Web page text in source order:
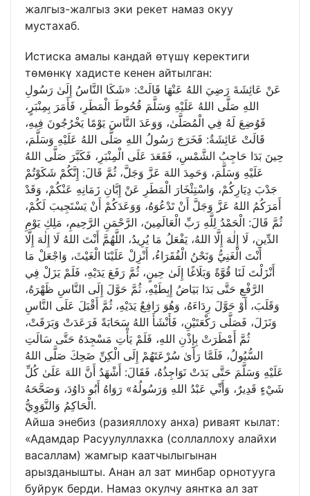
жалгыз-жалгыз эки рекет намаз окуу
мустахаб.
Истиска амалы кандай өтүшү керектиги
төмөнкү хадисте кенен айтылган:
عَنْ عَائِشَةَ رَضِيَ اللهُ عَنْهَا قَالَتْ: «شَكَا النَّاسُ إِلَىٰ رَسُولِ
اللهِ صَلَّى اللهُ عَلَيْهِ وَسَلَّمَ قُحُوطَ الْمَطَرِ، فَأَمَرَ بِمِنْبَرٍ،
فَوُضِعَ لَهُ فِي الْمُصَلَّىٰ، وَوَعَدَ النَّاسَ يَوْمًا يَخْرُجُونَ فِيهِ،
قَالَتْ عَائِشَةُ: فَخَرَجَ رَسُولُ اللهِ صَلَّى اللهُ عَلَيْهِ وَسَلَّمَ،
حِينَ بَدَا حَاجِبُ الشَّمْسِ، فَقَعَدَ عَلَى الْمِنْبَرِ، فَكَبَّرَ صَلَّى اللهُ
عَلَيْهِ وَسَلَّمَ، وَحَمِدَ اللهَ عَزَّ وَجَلَّ، ثُمَّ قَالَ: إِنَّكُمْ شَكَوْتُمْ
جَدْبَ دِيَارِكُمْ، وَاسْتِئْخَارَ الْمَطَرِ عَنْ إِبَّانِ زَمَانِهِ عَنْكُمْ، وَقَدْ
أَمَرَكُمُ اللهُ عَزَّ وَجَلَّ أَنْ تَدْعُوَهُ، وَوَعَدَكُمْ أَنْ يَسْتَجِيبَ لَكُمْ،
ثُمَّ قَالَ: الْحَمْدُ لِلَّهِ رَبِّ الْعَالَمِينَ، الرَّحْمَنِ الرَّحِيمِ، مَلِكِ يَوْمِ
الدِّينِ، لَا إِلٰهَ إِلَّا اللهُ، يَفْعَلُ مَا يُرِيدُ، اللَّهُمَّ أَنْتَ اللهُ لَا إِلٰهَ إِلَّا
أَنْتَ الْغَنِيُّ وَنَحْنُ الْفُقَرَاءُ، أَنْزِلْ عَلَيْنَا الْغَيْثَ، وَاجْعَلْ مَا
أَنْزَلْتَ لَنَا قُوَّةً وَبَلَاغًا إِلَىٰ حِينٍ، ثُمَّ رَفَعَ يَدَيْهِ، فَلَمْ يَزَلْ فِي
الرَّفْعِ حَتَّى بَدَا بَيَاضُ إِبِطَيْهِ، ثُمَّ حَوَّلَ إِلَى النَّاسِ ظَهْرَهُ،
وَقَلَبَ، أَوْ حَوَّلَ رِدَاءَهُ، وَهُوَ رَافِعٌ يَدَيْهِ، ثُمَّ أَقْبَلَ عَلَى النَّاسِ
وَنَزَلَ، فَصَلَّى رَكْعَتَيْنِ، فَأَنْشَأَ اللهُ سَحَابَةً فَرَعَدَتْ وَبَرَقَتْ،
ثُمَّ أَمْطَرَتْ بِإِذْنِ اللهِ، فَلَمْ يَأْتِ مَسْجِدَهُ حَتَّى سَالَتِ
السُّيُولُ، فَلَمَّا رَأَىٰ سُرْعَتَهُمْ إِلَى الْكِنِّ ضَحِكَ صَلَّى اللهُ
عَلَيْهِ وَسَلَّمَ حَتَّى بَدَتْ نَوَاجِذُهُ، فَقَالَ: أَشْهَدُ أَنَّ اللهَ عَلَىٰ كُلِّ
شَيْءٍ قَدِيرٌ، وَأَنِّي عَبْدُ اللهِ وَرَسُولُهُ» رَوَاهُ أَبُو دَاوُدَ، وَصَحَّحَهُ
الْحَاكِمُ وَالنَّوَوِيُّ.
Айша энебиз (разияллоху анха) риваят кылат:
«Адамдар Расуулуллахка (соллаллоху алайхи
васаллам) жамгыр каатчылыгынан
арызданышты. Анан ал зат минбар орнотууга
буйрук берди. Намаз окулчу аянтка ал зат